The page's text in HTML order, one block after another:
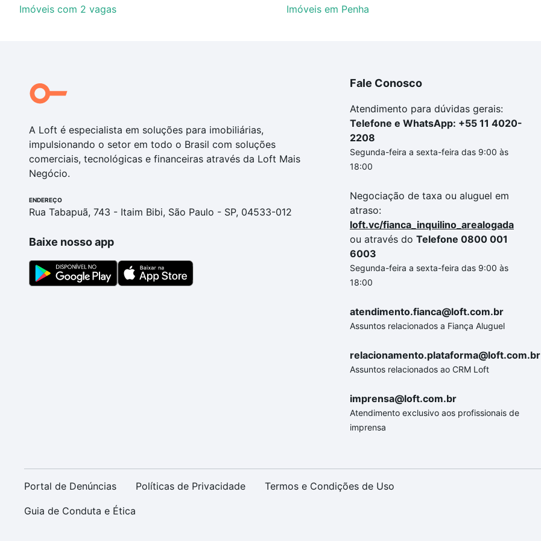
Imóveis com 2 vagas
Imóveis em Penha
A Loft é especialista em soluções para imobiliárias,
impulsionando o setor em todo o Brasil com soluções
comerciais, tecnológicas e financeiras através da Loft Mais
Negócio.
ENDEREÇO
Rua Tabapuã, 743 - Itaim Bibi, São Paulo - SP, 04533-012
Baixe nosso app
Fale Conosco
Atendimento para dúvidas gerais:
Telefone e WhatsApp: +55 11 4020-
2208
Segunda-feira a sexta-feira das 9:00 às
18:00
Negociação de taxa ou aluguel em
atraso:
loft.vc/fianca_inquilino_arealogada
ou através do Telefone 0800 001
6003
Segunda-feira a sexta-feira das 9:00 às
18:00
atendimento.fianca@loft.com.br
Assuntos relacionados a Fiança Aluguel
relacionamento.plataforma@loft.com.br
Assuntos relacionados ao CRM Loft
imprensa@loft.com.br
Atendimento exclusivo aos profissionais de
imprensa
Portal de Denúncias Políticas de Privacidade Termos e Condições de Uso
Guia de Conduta e Ética